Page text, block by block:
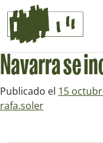
Saltar al contingut
Navegación
Navarra se
Publicado el 15
rafa.soler